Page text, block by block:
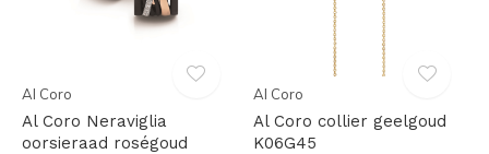
Al Coro
Al Coro Neraviglia
oorsieraad roségoud
Al Coro
Al Coro collier geelgoud
K06G45